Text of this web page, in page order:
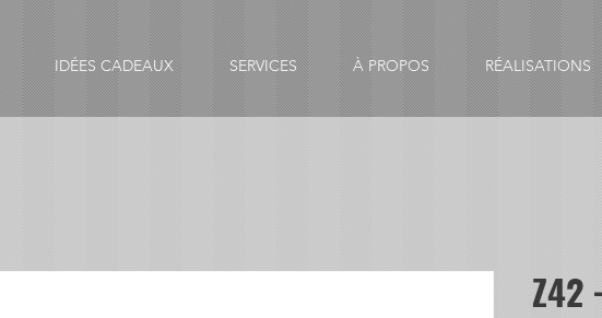
IDÉES CADEAUX SERVICES À PROPOS RÉALISATIONS
Z42